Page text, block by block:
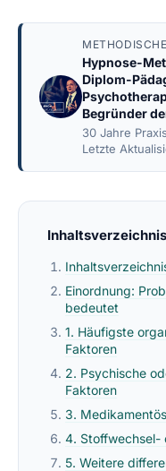
Hypnose-
Diplom-
Begründer
30 Jahre
Letzte
Inhaltsverzeichnis
Einordnung:
bedeutet
1. Häufigste
Faktoren
2. Psychische
Faktoren
3.
4. Stoffwechsel-
5. Weitere